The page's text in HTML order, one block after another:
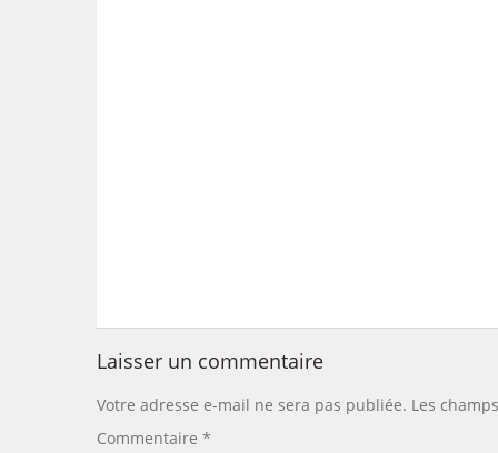
Laisser un commentaire
Votre adresse e-mail ne sera pas publiée. Les
Commentaire *